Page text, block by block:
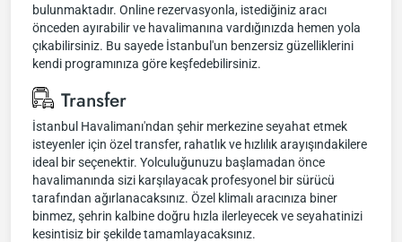
bulunmaktadır. Online rezervasyonla, istediğiniz aracı
önceden ayırabilir ve havalimanına vardığınızda hemen yola
çıkabilirsiniz. Bu sayede İstanbul'un benzersiz güzelliklerini
kendi programınıza göre keşfedebilirsiniz.
Transfer
İstanbul Havalimanı'ndan şehir merkezine seyahat etmek
isteyenler için özel transfer, rahatlık ve hızlılık arayışındakilere
ideal bir seçenektir. Yolculuğunuzu başlamadan önce
havalimanında sizi karşılayacak profesyonel bir sürücü
tarafından ağırlanacaksınız. Özel klimalı aracınıza biner
binmez, şehrin kalbine doğru hızla ilerleyecek ve seyahatinizi
kesintisiz bir şekilde tamamlayacaksınız.